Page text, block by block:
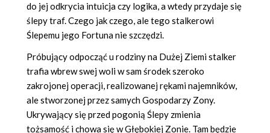
do jej odkrycia intuicja czy logika, a wtedy przydaje się
ślepy traf. Czego jak czego, ale tego stalkerowi
Ślepemu jego Fortuna nie szczędzi.
Próbujący odpocząć u rodziny na Dużej Ziemi stalker
trafia wbrew swej woli w sam środek szeroko
zakrojonej operacji, realizowanej rękami najemników,
ale stworzonej przez samych Gospodarzy Zony.
Ukrywający się przed pogonią Ślepy zmienia
tożsamość i chowa się w Głębokiej Zonie. Tam będzie